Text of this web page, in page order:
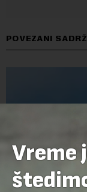
POVEZANI
Vreme